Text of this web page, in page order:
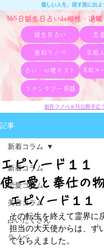
365日誕生日占いde相性・適職
優しい人を、探す旅に出よ
誕生日占い 恋
無料ラノベ 芸能
占い・心理テスト 芸能オ
ファンタジー用語
新作ラノベ８月公開予定！
記事
新着コラム
恋愛コラム
美容コラム
占いたくさん
ラノベ
新着コラム
エピソード１１
使 -愛と奉仕の
エピソード１１
その転生を終えて霊界に
担当の大天使からは、ず
てもらえました。